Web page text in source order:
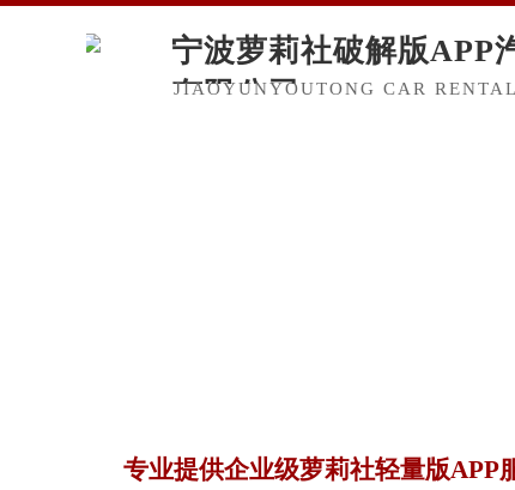
JIAOYUNYOUTONG CAR
宁波萝莉社破解版APP
有限公司
专业提供企业级萝莉社轻量版APP